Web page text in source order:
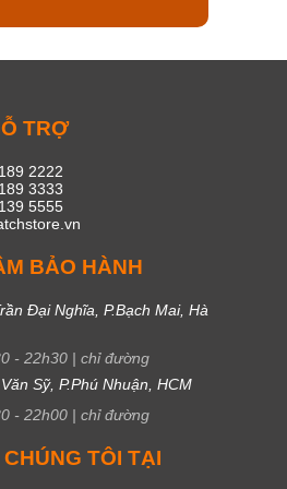
TRỢ
2222
3333
5555
BẢO HÀNH
Đại Nghĩa, P.Bạch Mai, Hà
- 22h30 | chỉ đường
Sỹ, P.Phú Nhuận, HCM
- 22h00 | chỉ đường
TÔI TẠI